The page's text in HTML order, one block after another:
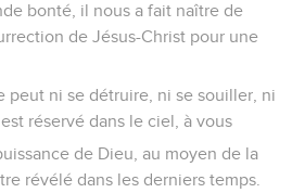
bonté, il nous a fait naître de
de Jésus-Christ pour une
peut ni se détruire, ni se souiller, ni
réservé dans le ciel, à vous
de Dieu, au moyen de la
révélé dans les derniers temps.